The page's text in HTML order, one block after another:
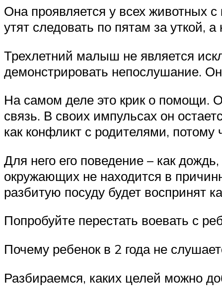
Она проявляется у всех животных
утят следовать по пятам за уткой,
Трехлетний малыш не является
демонстрировать непослушание.
На самом деле это крик о помощи.
связь. В своих импульсах он
как конфликт с родителями,
Для него его поведение – как
окружающих не находится в
разбитую посуду будет воспринят
Попробуйте перестать воевать с
Почему ребенок в 2 года не
Разбираемся, каких целей можно